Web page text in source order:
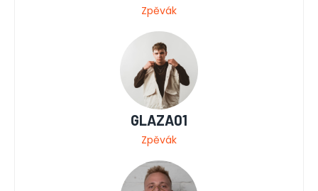
Zpěvák
GLAZA01
Zpěvák